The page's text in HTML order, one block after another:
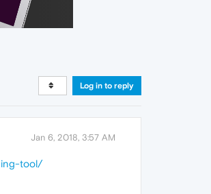
Log in to reply
Jan 6, 2018, 3:57 AM
tool/